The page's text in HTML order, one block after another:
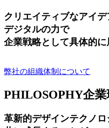
クリエイティブなアイデ
デジタルの力で
企業戦略として具体的に
弊社の組織体制について
PHILOSOPHY企
革新的デザインテクノロ